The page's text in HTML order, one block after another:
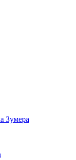
Зумера